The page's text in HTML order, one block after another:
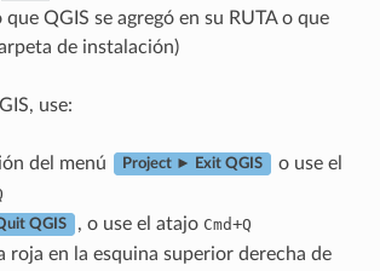
QGIS se agregó en su RUTA o que
de instalación)
use:
del menú Project ► Exit QGIS
o use el
QGIS , o use el atajo Cmd+Q
roja en la esquina superior derecha de